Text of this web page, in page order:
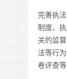
完善执
制度、
关的监
法等行
卷评查